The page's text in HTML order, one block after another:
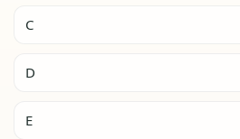
C
D
E